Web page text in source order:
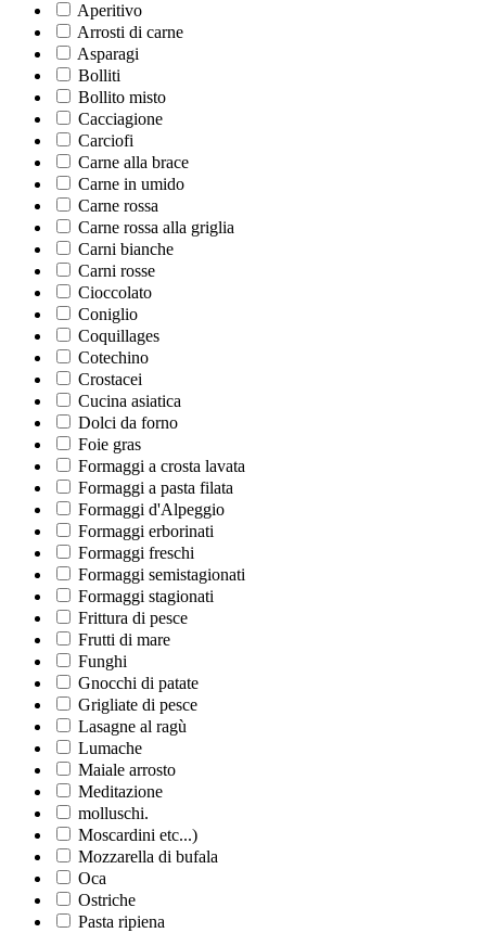
Aperitivo
Arrosti di carne
Asparagi
Bolliti
Bollito misto
Cacciagione
Carciofi
Carne alla brace
Carne in umido
Carne rossa
Carne rossa alla griglia
Carni bianche
Carni rosse
Cioccolato
Coniglio
Coquillages
Cotechino
Crostacei
Cucina asiatica
Dolci da forno
Foie gras
Formaggi a crosta lavata
Formaggi a pasta filata
Formaggi d'Alpeggio
Formaggi erborinati
Formaggi freschi
Formaggi semistagionati
Formaggi stagionati
Frittura di pesce
Frutti di mare
Funghi
Gnocchi di patate
Grigliate di pesce
Lasagne al ragù
Lumache
Maiale arrosto
Meditazione
molluschi.
Moscardini etc...)
Mozzarella di bufala
Oca
Ostriche
Pasta ripiena